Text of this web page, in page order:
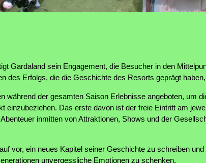
Gardaland sein Engagement, die Besucher in den
des Erfolgs, die die Geschichte des Resorts geprägt
während der gesamten Saison Erlebnisse angeboten, um
einzubeziehen. Das erste davon ist der freie Eintritt am
inmitten von Attraktionen, Shows und der
vor, ein neues Kapitel seiner Geschichte zu schreiben und
unvergessliche Emotionen zu schenken.